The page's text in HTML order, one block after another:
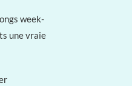
week-
une vraie